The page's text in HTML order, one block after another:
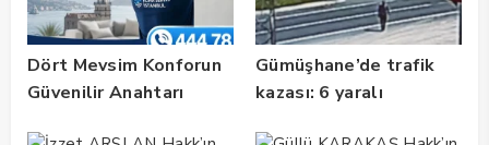
Dört Mevsim Konforun
Güvenilir Anahtarı
Gümüşhane’de trafik
kazası: 6 yaralı